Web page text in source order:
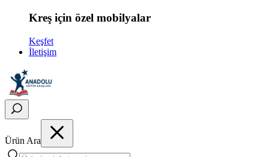
Kreş için özel mobilyalar
Keşfet
İletişim
Ürün Ara